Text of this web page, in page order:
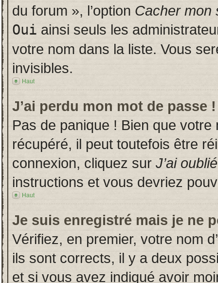
du forum », l’option Cacher mon
Oui ainsi seuls les
votre nom dans la liste. Vous
invisibles.
Haut
J’ai perdu mon mot de passe !
Pas de panique ! Bien que
récupéré, il peut toutefois être
connexion, cliquez sur J’ai
instructions et vous devriez
Haut
Je suis enregistré mais je ne
Vérifiez, en premier, votre nom
ils sont corrects, il y a deux
et si vous avez indiqué avoir